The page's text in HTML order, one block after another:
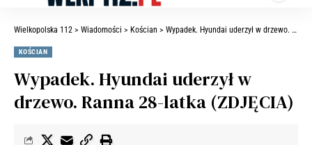
Wielkopolska 112 > Wiadomości > Kościan > Wypadek. Hyundai uderzył w drzewo. Ranna 28-latka (ZDJĘCIA)
KOŚCIAN
Wypadek. Hyundai uderzył w
drzewo. Ranna 28-latka (ZDJĘCIA)